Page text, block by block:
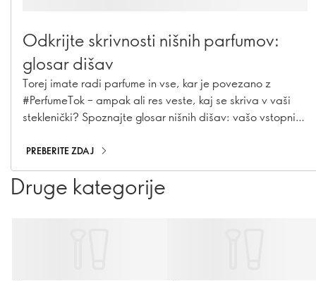
Odkrijte skrivnosti nišnih parfumov:
glosar dišav
Torej imate radi parfume in vse, kar je povezano z
#PerfumeTok – ampak ali res veste, kaj se skriva v vaši
steklenički? Spoznajte glosar nišnih dišav: vašo vstopnico
sestavin do skrivnosti nišnih dišav, tukaj je vse, kar
potrebujete, da zvenite (in dišite) kot poznavalec.
Povzdignite svoje poznavanje dišav na novo raven.
PREBERITE ZDAJ
Druge kategorije